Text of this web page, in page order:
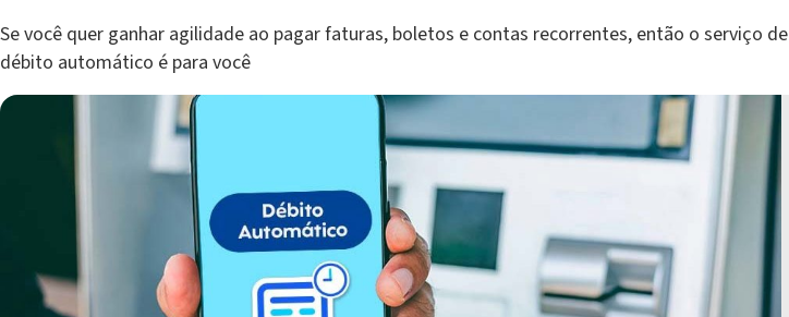
Se você quer ganhar agilidade ao pagar faturas, boletos e contas recorrentes, então o serviço de
débito automático é para você